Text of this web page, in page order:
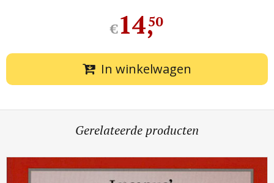
€14,
50
In winkelwagen
Gerelateerde producten